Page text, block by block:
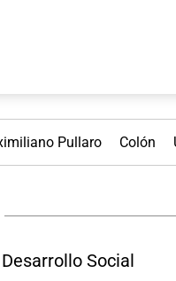
Pullaro Colón
Social